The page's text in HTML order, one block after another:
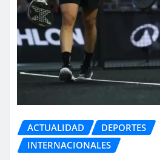
ACTUALIDAD
DEPORTES
INTERNACIONALES